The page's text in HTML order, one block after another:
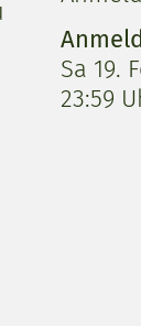
Sa 19.
23:59